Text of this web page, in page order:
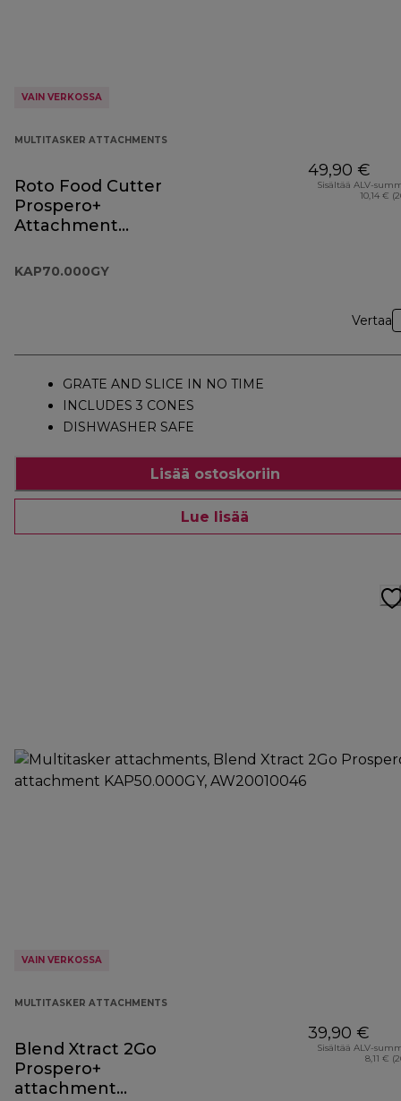
VAIN VERKOSSA
MULTITASKER ATTACHMENTS
Roto Food Cutter
Prospero+
Attachment
KAP70.000GY
49,90 €
Sisältää ALV-
10,14 €
Vertaa
GRATE AND SLICE IN NO TIME
INCLUDES 3 CONES
DISHWASHER SAFE
Lisää ostoskoriin
Lue lisää
VAIN VERKOSSA
MULTITASKER ATTACHMENTS
Blend Xtract 2Go
Prospero+
attachment
39,90 €
Sisältää ALV-
8,11 €